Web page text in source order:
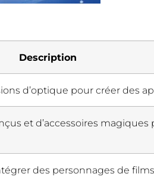
Description
d’optique pour créer des
et d’accessoires magiques
des personnages de